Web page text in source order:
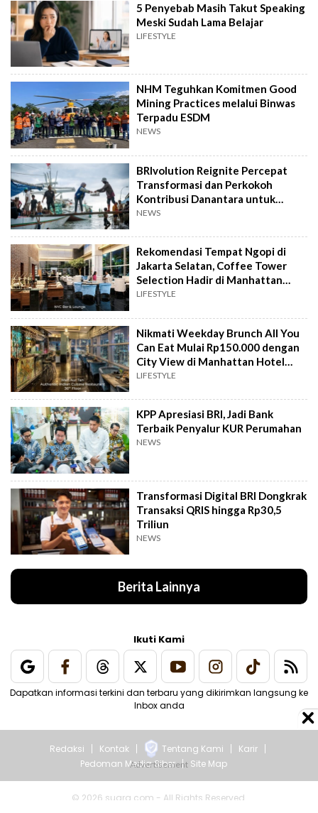
5 Penyebab Masih Takut Speaking
Meski Sudah Lama Belajar
LIFESTYLE
NHM Teguhkan Komitmen Good
Mining Practices melalui Binwas
Terpadu ESDM
NEWS
BRIvolution Reignite Percepat
Transformasi dan Perkokoh
Kontribusi Danantara untuk
Ekonomi Nasional
NEWS
Rekomendasi Tempat Ngopi di
Jakarta Selatan, Coffee Tower
Selection Hadir di Manhattan
Hotel Jakarta
LIFESTYLE
Nikmati Weekday Brunch All You
Can Eat Mulai Rp150.000 dengan
City View di Manhattan Hotel
Jakarta
LIFESTYLE
KPP Apresiasi BRI, Jadi Bank
Terbaik Penyalur KUR Perumahan
NEWS
Transformasi Digital BRI Dongkrak
Transaksi QRIS hingga Rp30,5
Triliun
NEWS
Berita Lainnya
Ikuti Kami
Dapatkan informasi terkini dan terbaru yang dikirimkan langsung ke
Inbox anda
Redaksi Kontak Tentang Kami
Karir
Pedoman Media Siber
Site Map
© 2026 suara.com - All Rights Reserved.